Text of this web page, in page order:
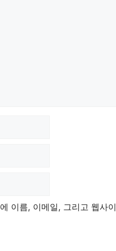
이름, 이메일, 그리고 웹사